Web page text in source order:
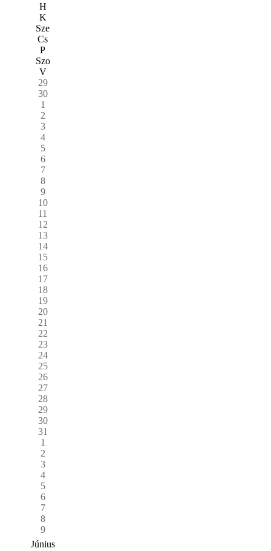
H
K
Sze
Cs
P
Szo
V
29
30
1
2
3
4
5
6
7
8
9
10
11
12
13
14
15
16
17
18
19
20
21
22
23
24
25
26
27
28
29
30
31
1
2
3
4
5
6
7
8
9
Június